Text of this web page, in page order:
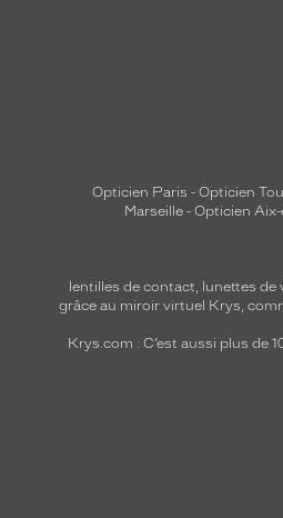
Opticien Paris - Opticien
Marseille - Opticien
lentilles de contact, lunettes de
grâce au miroir virtuel Krys,
Krys.com : C’est aussi plus de